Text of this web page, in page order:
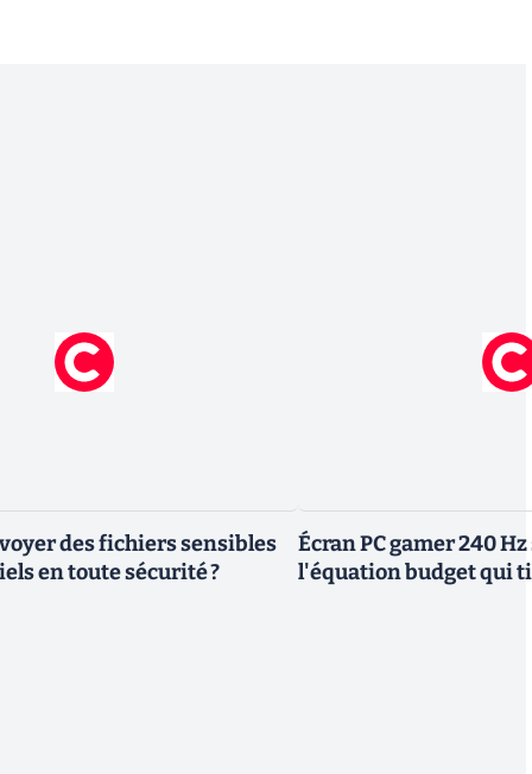
des fichiers sensibles
en toute sécurité ?
Écran PC gamer 240
l'équation budget qui